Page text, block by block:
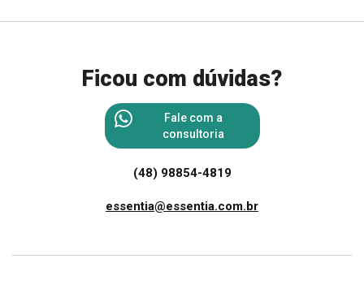
Ficou com dúvidas?
Fale com a
consultoria
(48) 98854-4819
essentia@essentia.com.br